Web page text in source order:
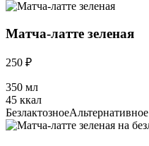
Матча-латте зеленая
250 ₽
350 мл
45 ккал
БезлактозноеАльтернативное